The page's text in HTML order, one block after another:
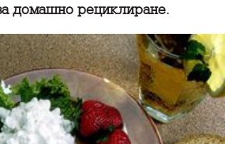
домашно рециклиране.